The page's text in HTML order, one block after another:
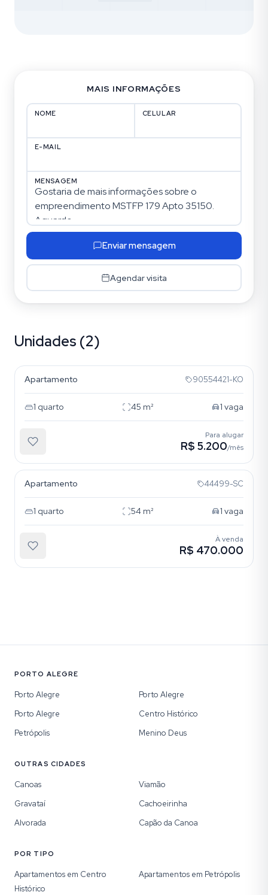
MAIS INFORMAÇÕES
NOME CELULAR
E-MAIL
MENSAGEM
Enviar mensagem
Agendar visita
Unidades (2)
Mont Serrat
Apartamento 90554421-KO
1 quarto 45 m² 1 vaga
Para alugar
R$ 5.200/mês
Apartamento 44499-SC
1 quarto 54 m² 1 vaga
À venda
R$ 470.000
PORTO ALEGRE
Porto Alegre
Porto Alegre
Porto Alegre
Centro Histórico
Petrópolis
Menino Deus
OUTRAS CIDADES
Canoas
Viamão
Gravataí
Cachoeirinha
Alvorada
Capão da Canoa
POR TIPO
Apartamentos em Centro
Histórico
Apartamentos em Petrópolis